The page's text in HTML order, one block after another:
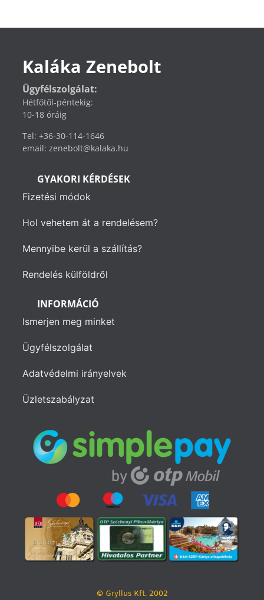
Kaláka Zenebolt
Ügyfélszolgálat:
Hétfőtől-péntekig:
10-18 óráig
Tel: +36-30-114-1646
email: zenebolt@kalaka.hu
GYAKORI KÉRDÉSEK
Fizetési módok
Hol vehetem át a rendelésem?
Mennyibe kerül a szállítás?
Rendelés külföldről
INFORMÁCIÓ
Ismerjen meg minket
Ügyfélszolgálat
Adatvédelmi irányelvek
Üzletszabályzat
© Gryllus Kft. 2002